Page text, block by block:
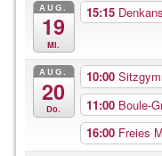
AUG.
19
Mi.
15:15
AUG.
20
Do.
10:00
11:00 Boule-
16:00 Freies